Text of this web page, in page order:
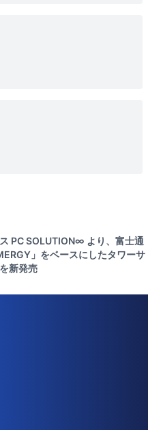
PC SOLUTION∞ より、富士通
」をベースにしたタワーサ
新発売